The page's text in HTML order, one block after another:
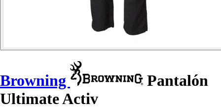
Browning
Pantalón
Ultimate Activ